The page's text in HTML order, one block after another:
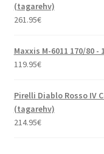
(tagarehv)
261.95€
Maxxis M-6011 170/80
119.95€
Pirelli Diablo Rosso IV
(tagarehv)
214.95€